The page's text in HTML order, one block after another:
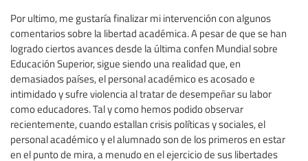
Por ultimo, me gustaría finalizar mi intervención con algunos
comentarios sobre la libertad académica. A pesar de que se han
logrado ciertos avances desde la última confen Mundial sobre
Educación Superior, sigue siendo una realidad que, en
demasiados países, el personal académico es acosado e
intimidado y sufre violencia al tratar de desempeñar su labor
como educadores. Tal y como hemos podido observar
recientemente, cuando estallan crisis políticas y sociales, el
personal académico y el alumnado son de los primeros en estar
en el punto de mira, a menudo en el ejercicio de sus libertades